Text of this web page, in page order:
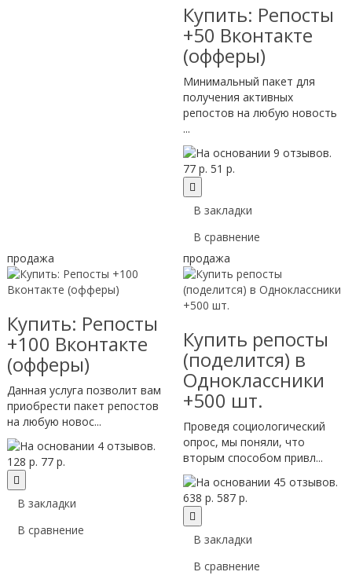
Купить: Репосты
+50 Вконтакте
(офферы)
Минимальный пакет для
получения активных
репостов на любую новость
...
77 р. 51 р.
В закладки
В сравнение
продажа
Купить: Репосты
+100 Вконтакте
(офферы)
Данная услуга позволит вам
приобрести пакет репостов
на любую новос...
128 р. 77 р.
В закладки
В сравнение
продажа
Купить репосты
(поделится) в
Одноклассники
+500 шт.
Проведя социологический
опрос, мы поняли, что
вторым способом привл...
638 р. 587 р.
В закладки
В сравнение